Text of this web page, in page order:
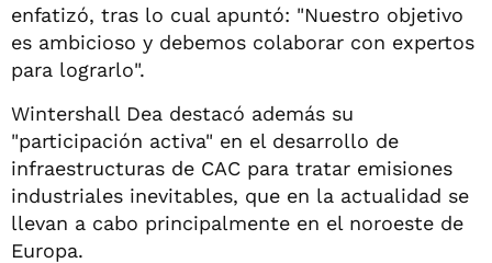
enfatizó, tras lo cual apuntó: "Nuestro objetivo
es ambicioso y debemos colaborar con expertos
para lograrlo".
Wintershall Dea destacó además su
"participación activa" en el desarrollo de
infraestructuras de CAC para tratar emisiones
industriales inevitables, que en la actualidad se
llevan a cabo principalmente en el noroeste de
Europa.